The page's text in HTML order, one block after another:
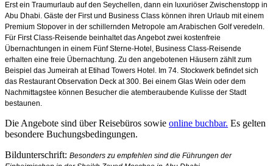
Erst ein Traumurlaub auf den Seychellen, dann ein luxuriöser Zwischenstopp in
Abu Dhabi. Gäste der First und Business Class können ihren Urlaub mit einem
Premium Stopover in der schillernden Metropole am Arabischen Golf veredeln.
Für First Class-Reisende beinhaltet das Angebot zwei kostenfreie
Übernachtungen in einem Fünf Sterne-Hotel, Business Class-Reisende
erhalten eine freie Übernachtung. Zu den angebotenen Häusern zählt zum
Beispiel das Jumeirah at Etihad Towers Hotel. Im 74. Stockwerk befindet sich
das Restaurant Observation Deck at 300. Bei einem Glas Wein oder dem
Nachmittagstee können Besucher die atemberaubende Kulisse der Stadt
bestaunen.
Die Angebote sind über Reisebüros sowie online buchbar. Es gelten
besondere Buchungsbedingungen.
Bildunterschrift: Besonders zu empfehlen sind die Führungen der